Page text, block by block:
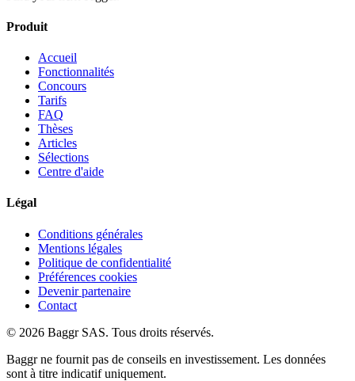
Produit
Accueil
Fonctionnalités
Concours
Tarifs
FAQ
Thèses
Articles
Sélections
Centre d'aide
Légal
Conditions générales
Mentions légales
Politique de confidentialité
Préférences cookies
Devenir partenaire
Contact
© 2026 Baggr SAS. Tous droits réservés.
Baggr ne fournit pas de conseils en investissement. Les données
sont à titre indicatif uniquement.